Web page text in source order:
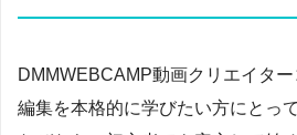
DMMWEBCAMP動画クリエイタ
編集を本格的に学びたい方にとっ